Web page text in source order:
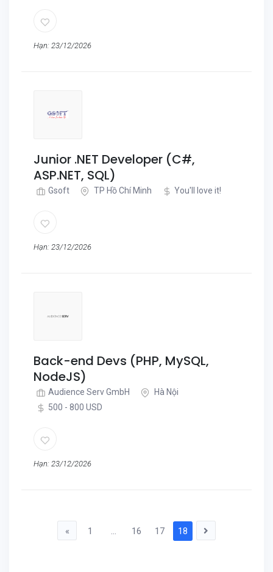
Hạn: 23/12/2026
Junior .NET Developer (C#,
ASP.NET, SQL)
Gsoft TP Hồ Chí Minh You'll love it!
Hạn: 23/12/2026
Back-end Devs (PHP, MySQL,
NodeJS)
Audience Serv GmbH
Hà Nội
500 - 800 USD
Hạn: 23/12/2026
« 1 ... 16 17 18